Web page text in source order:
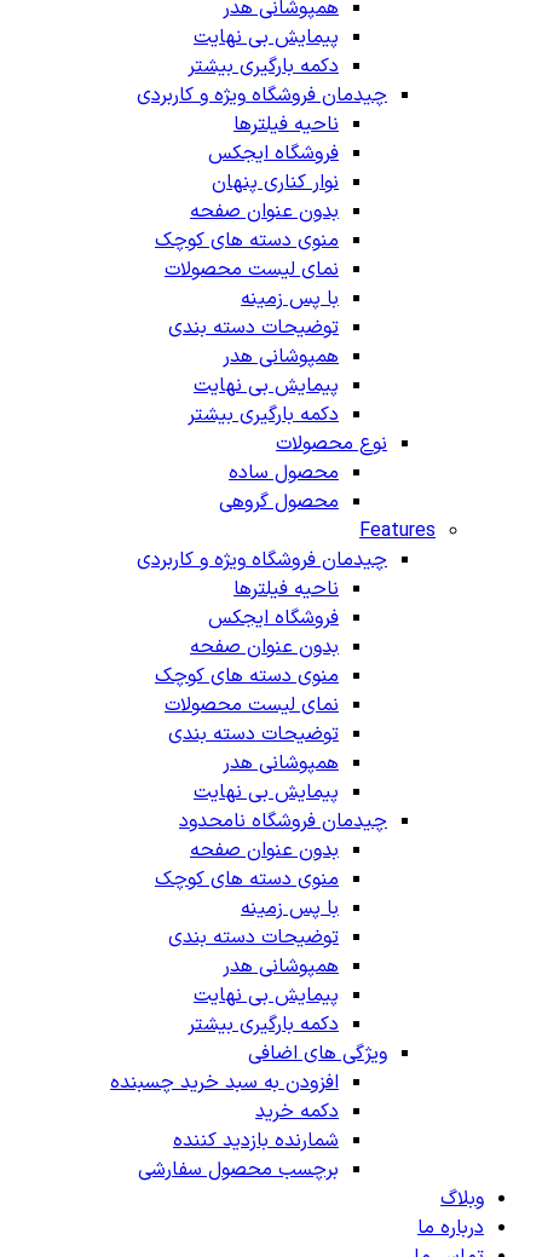
همپوشانی هدر
پیمایش بی نهایت
دکمه بارگیری بیشتر
چیدمان فروشگاهویژه و کاربردی
ناحیه فیلترها
فروشگاه ایجکس
نوار کناری پنهان
بدون عنوان صفحه
منوی دسته های کوچک
نمای لیست محصولات
با پس زمینه
توضیحات دسته بندی
همپوشانی هدر
پیمایش بی نهایت
دکمه بارگیری بیشتر
نوع محصولات
محصول ساده
محصول گروهی
Features
چیدمان فروشگاهویژه و کاربردی
ناحیه فیلترها
فروشگاه ایجکس
بدون عنوان صفحه
منوی دسته های کوچک
نمای لیست محصولات
توضیحات دسته بندی
همپوشانی هدر
پیمایش بی نهایت
چیدمان فروشگاهنامحدود
بدون عنوان صفحه
منوی دسته های کوچک
با پس زمینه
توضیحات دسته بندی
همپوشانی هدر
پیمایش بی نهایت
دکمه بارگیری بیشتر
ویژگی های اضافی
افزودن به سبد خرید چسبنده
دکمه خرید
شمارنده بازدید کننده
برچسب محصول سفارشی
وبلاگ
درباره ما